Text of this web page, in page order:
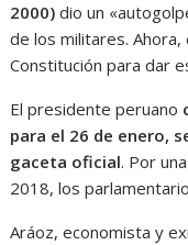
2000)dio un
de los militares.
Constitución para dar
El presidente peruano
para el 26 de enero,
gaceta oficial. Por
2018, los
Aráoz, economista y